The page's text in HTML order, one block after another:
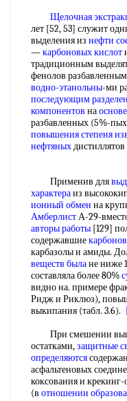
Щелочная
лет [52, 53] служит
выделения из нефти
—карбоновых кислот
традиционным
фенолов
водно-этанольны-ми
последующим
компонентов на
разбавленных (5%-
повышения степеня
нефтяныхдистиллятов
Применив для
характераиз
ионный обмен на
АмберлистА-29-
авторы работы [129]
содержавшие
карбазолы и амиды.
веществ былане ниже
составляла более 80%
видно на. примере
Ридж и Риклюз),
выкипания (табл. 3.6).
При смешении
остатками,защитные
определяются
асфальтеновых
коксования и крекинг-
(в отношении